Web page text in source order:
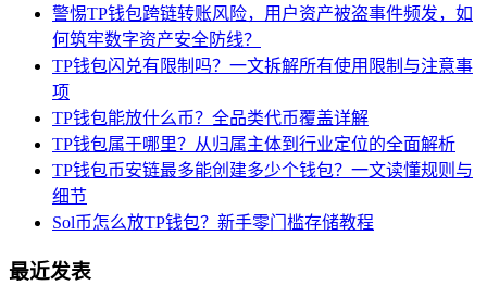
警惕TP钱包跨链转账风险，用户资产被盗事件频发，如
何筑牢数字资产安全防线？
TP钱包闪兑有限制吗？一文拆解所有使用限制与注意事
项
TP钱包能放什么币？全品类代币覆盖详解
TP钱包属于哪里？从归属主体到行业定位的全面解析
TP钱包币安链最多能创建多少个钱包？一文读懂规则与
细节
Sol币怎么放TP钱包？新手零门槛存储教程
最近发表